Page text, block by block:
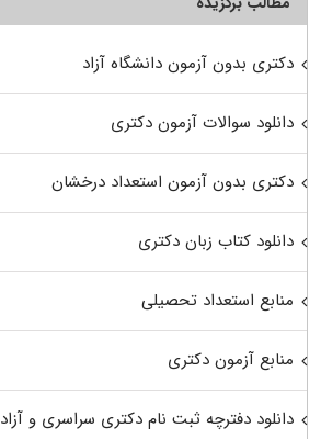
دکتری بدون آزمون دانشگاه آزاد
دانلود سوالات آزمون دکتری
دکتری بدون آزمون استعداد درخشان
دانلود کتاب زبان دکتری
منابع استعداد تحصیلی
منابع آزمون دکتری
دانلود دفترچه ثبت نام دکتری سراسری و آزاد